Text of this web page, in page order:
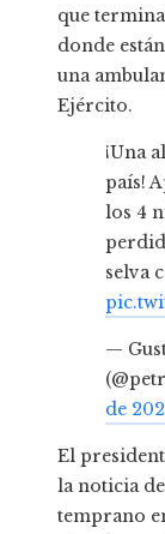
que
donde
una
Ejército.
¡Una
país!
los 4
selva
—
de
El
la noticia
temprano